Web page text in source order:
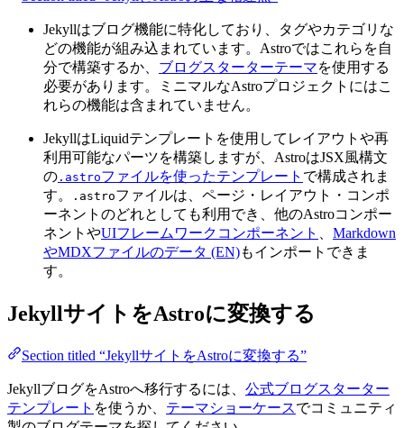
Jekyllはブログ機能に特化しており、タグやカテゴリな
どの機能が組み込まれています。Astroではこれらを自
分で構築するか、 ブログスターターテーマを使用する
必要があります。ミニマルなAstroプロジェクトにはこ
れらの機能は含まれていません。
JekyllはLiquidテンプレートを使用してレイアウトや再
利用可能なパーツを構築しますが、AstroはJSX風構文
の .astroファイルを使ったテンプレート で構成されま
す。
.astroファイルは、ページ・レイアウト・コンポ
ーネントのどれとしても利用でき、他のAstroコンポー
ネントやUIフレームワークコンポーネント
Markdown
やMDXファイルのデータ (EN)もインポートできま
す。
JekyllサイトをAstroに変換する
Section titled “JekyllサイトをAstroに変換する”
JekyllブログをAstroへ移行するには、 公式ブログスターター
テンプレート を使うか、 テーマショーケースでコミュニティ